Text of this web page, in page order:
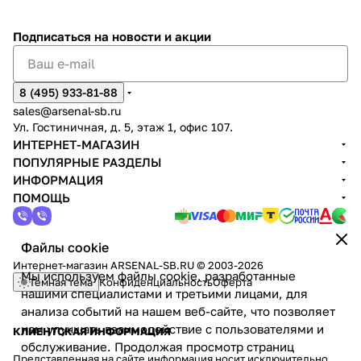
условий (низкие температуры, высокая
запылённость и влажность).
Видеосерверы и видеорегистраторы
для приёма, обработки и хранения видео с
поддержкой PoE, Wi‑Fi и 3G‑модулей.
Видеодомофоны
панель + абонентское устройство) и
масштабируемые системы для интеграции в СКУД.
Программное обеспечение— комплексное ПО с
функциями видеоаналитики: оптимизирует
использование дискового пространства,
автоматизирует работу системы и снижает
влияние человеческого фактора.
Файлы cookie
Мы используем файлы cookie, разработанные
нашими специалистами и третьими лицами, для
анализа событий на нашем веб-сайте, что позволяет
нам улучшать взаимодействие с пользователями и
обслуживание. Продолжая просмотр страниц
Подписаться на новости и акции
8 (495) 933-81-88
sales@arsenal-sb.ru
Ул. Гостиничная, д. 5, этаж 1, офис 107.
ИНТЕРНЕТ-МАГАЗИН
ПОПУЛЯРНЫЕ РАЗДЕЛЫ
ИНФОРМАЦИЯ
ПОМОЩЬ
Интернет-магазин ARSENAL-SB.RU © 2003-2026
Темная тема КонфиденциальностьОферта
КЛИЕНТСКАЯ ИНФОРМАЦИЯ